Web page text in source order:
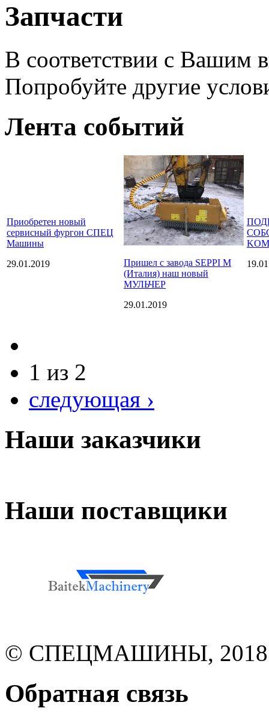
Запчасти
В соответствии с Вашим
Попробуйте другие
Лента событий
Приобретен новый
сервисный фургон СПЕЦ
Машины
29.01.2019
Пришел с завода SEPPI M
(Италия) наш новый
МУЛЬЧЕР
29.01.2019
1 из 2
следующая ›
Наши заказчики
Наши поставщики
© СПЕЦМАШИНЫ, 2018
Обратная связь